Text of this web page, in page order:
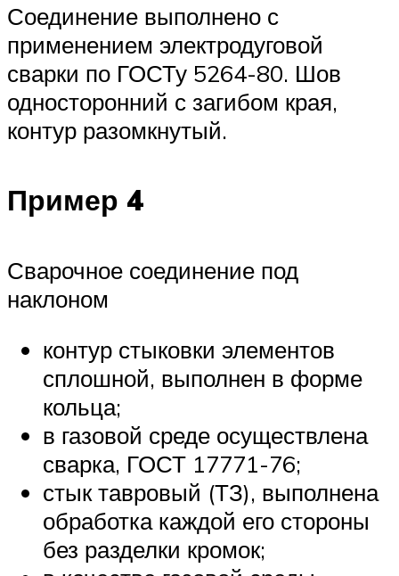
Соединение выполнено с
применением электродуговой
сварки по ГОСТу 5264-80. Шов
односторонний с загибом края,
контур разомкнутый.
Пример 4
Сварочное соединение под
наклоном
контур стыковки элементов
сплошной, выполнен в форме
кольца;
в газовой среде осуществлена
сварка, ГОСТ 17771-76;
стык тавровый (ТЗ), выполнена
обработка каждой его стороны
без разделки кромок;